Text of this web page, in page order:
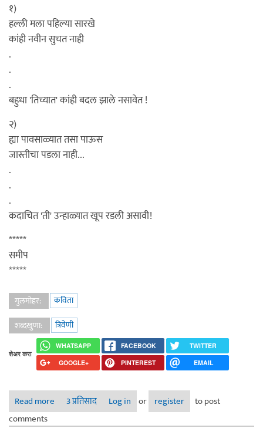
१)
हल्ली मला पहिल्या सारखे
कांही नवीन सुचत नाही
.
.
.
बहुधा 'तिच्यात' कांही बदल झाले नसावेत !
२)
ह्या पावसाळ्यात तसा पाऊस
जास्तीचा पडला नाही...
.
.
.
कदाचित 'ती' उन्हाळ्यात खूप रडली असावी!
*****
समीप
*****
गुलमोहर:
कविता
शब्दखुणा:
त्रिवेणी
शेअर करा
WHATSAPP FACEBOOK
TWITTER
GOOGLE+
PINTEREST EMAIL
Read more about त्रिवेणी
3 प्रतिसाद Log in or register
to post
comments